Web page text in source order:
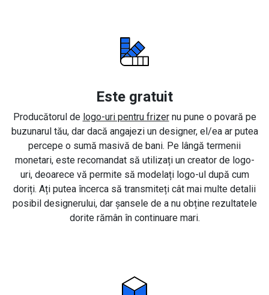
Este gratuit
Producătorul de logo-uri pentru frizernu pune o povară pe
buzunarul tău, dar dacă angajezi un designer, el/ea ar putea
percepe o sumă masivă de bani. Pe lângă termenii
monetari, este recomandat să utilizați un creator de logo-
uri, deoarece vă permite să modelați logo-ul după cum
doriți. Ați putea încerca să transmiteți cât mai multe detalii
posibil designerului, dar șansele de a nu obține rezultatele
dorite rămân în continuare mari.